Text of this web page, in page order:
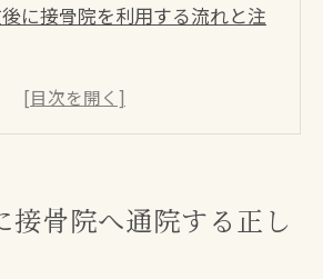
に接骨院を利用する流れと注
の交通事故治療は何から始める
で押さえたい交通事故対応の
接骨院へ通院する正し